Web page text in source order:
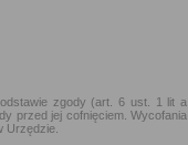
zgody (art. 6 ust. 1 lit a
przed jej cofnięciem. Wycofania
Urzędzie.